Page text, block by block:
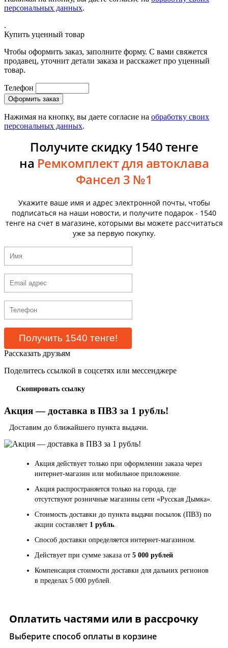
персональных данных.
.
Купить уценный товар
Чтобы оформить заказ, заполните форму. С вами свяжется
продавец, уточнит детали заказа и расскажет про уценный
товар.
Телефон
Нажимая на кнопку, вы даете согласие на обработку своих
персональных данных.
Получите скидку 1540 тенге
на Ремкомплект для автоклава
Фансел 3 №1
Укажите ваше имя и адрес электронной почты, чтобы
подписаться на наши новости, и получите подарок - 1540
тенге на счет в магазине, которыми вы можете рассчитаться
уже за первую покупку.
Рассказать друзьям
Поделитесь ссылкой в соцсетях или мессенджере
Скопировать ссылку
Акция — доставка в ПВЗ за 1 рубль!
Доставим до ближайшего пункта выдачи.
Акция действует только при оформлении заказа через
интернет-магазин или мобильное приложение.
Акция распространяется только на города, где
отсутствуют розничные магазины сети «Русская Дымка».
Стоимость доставки до пункта выдачи посылок (ПВЗ) по
акции составляет 1 рубль
Способ доставки определяется интернет-магазином.
Действует при сумме заказа от 5 000 рублей
Компенсация стоимости доставки для дальних регионов
в пределах 5 000 рублей.
Оплатить частями или в рассрочку
Выберите способ оплаты в корзине